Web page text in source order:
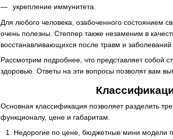
укрепление иммунитета.
Для любого человека, озабоченного состоянием
очень полезны. Степпер также незаменим в
восстанавливающихся после травм и заболеваний
Рассмотрим подробнее, что представляет собой
здоровью. Ответы на эти вопросы позволят вам
Основная классификация позволяет разделить
функционалу, цене и габаритам.
Недорогие по цене, бюджетные мини модели